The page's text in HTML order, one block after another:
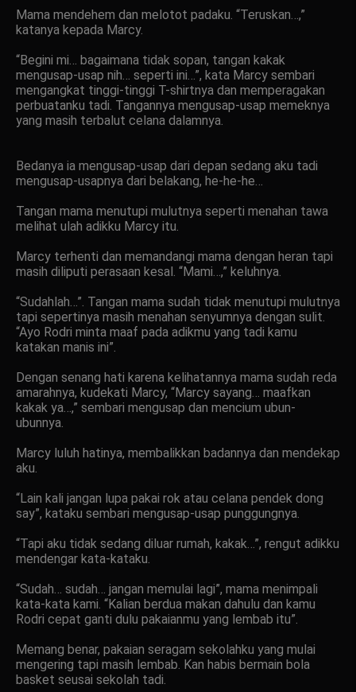
Mama mendehem dan melotot padaku. “Teruskan…,”
katanya kepada Marcy.
“Begini mi… bagaimana tidak sopan, tangan kakak
mengusap-usap nih… seperti ini…”, kata Marcy sembari
mengangkat tinggi-tinggi T-shirtnya dan memperagakan
perbuatanku tadi. Tangannya mengusap-usap memeknya
yang masih terbalut celana dalamnya.
Bedanya ia mengusap-usap dari depan sedang aku tadi
mengusap-usapnya dari belakang, he-he-he…
Tangan mama menutupi mulutnya seperti menahan tawa
melihat ulah adikku Marcy itu.
Marcy terhenti dan memandangi mama dengan heran tapi
masih diliputi perasaan kesal. “Mami…,” keluhnya.
“Sudahlah…”. Tangan mama sudah tidak menutupi mulutnya
tapi sepertinya masih menahan senyumnya dengan sulit.
“Ayo Rodri minta maaf pada adikmu yang tadi kamu
katakan manis ini”.
Dengan senang hati karena kelihatannya mama sudah reda
amarahnya, kudekati Marcy, “Marcy sayang… maafkan
kakak ya…,” sembari mengusap dan mencium ubun-
ubunnya.
Marcy luluh hatinya, membalikkan badannya dan mendekap
aku.
“Lain kali jangan lupa pakai rok atau celana pendek dong
say”, kataku sembari mengusap-usap punggungnya.
“Tapi aku tidak sedang diluar rumah, kakak…”, rengut adikku
mendengar kata-kataku.
“Sudah… sudah… jangan memulai lagi”, mama menimpali
kata-kata kami. “Kalian berdua makan dahulu dan kamu
Rodri cepat ganti dulu pakaianmu yang lembab itu”.
Memang benar, pakaian seragam sekolahku yang mulai
mengering tapi masih lembab. Kan habis bermain bola
basket seusai sekolah tadi.